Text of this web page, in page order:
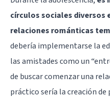
círculos sociales diversos
relaciones románticas
debería implementarse la
las amistades como un
de buscar comenzar una
práctico sería la creación de